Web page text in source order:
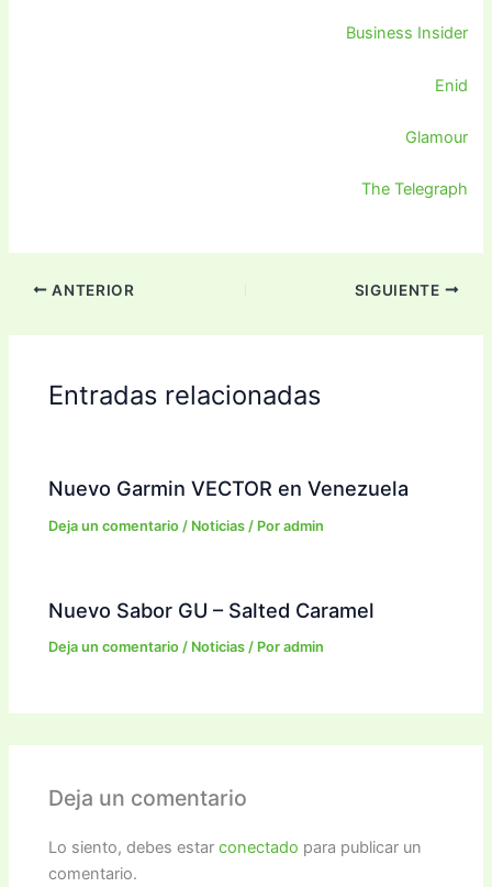
Business Insider
Enid
Glamour
The Telegraph
ANTERIOR SIGUIENTE
Entradas relacionadas
Nuevo Garmin VECTOR en Venezuela
Deja un comentario / Noticias / Poradmin
Nuevo Sabor GU – Salted Caramel
Deja un comentario / Noticias / Poradmin
Deja un comentario
Lo siento, debes estarconectado para publicar un
comentario.